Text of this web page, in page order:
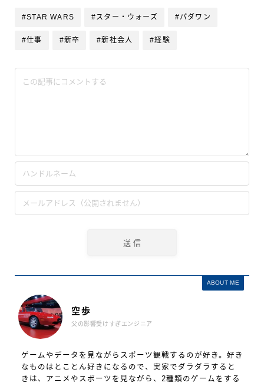
#STAR WARS #スター・ウォーズ #パダワン
#仕事 #新卒 #新社会人 #経験
ABOUT ME
空歩
父の影響受けすぎエンジニア
ゲームやデータを見ながらスポーツ観戦するのが好き。好き
なものはとことん好きになるので、実家でダラダラすると
きは、アニメやスポーツを見ながら、2種類のゲームをする